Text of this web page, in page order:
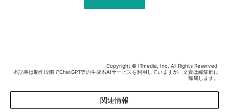
Copyright © ITmedia, Inc. All Rights Reserved.
本記事は制作段階でChatGPT等の生成系AIサービスを利用していますが、文責は編集部に
帰属します。
関連情報